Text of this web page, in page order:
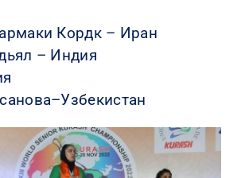
Кордк – Иран
– Индия